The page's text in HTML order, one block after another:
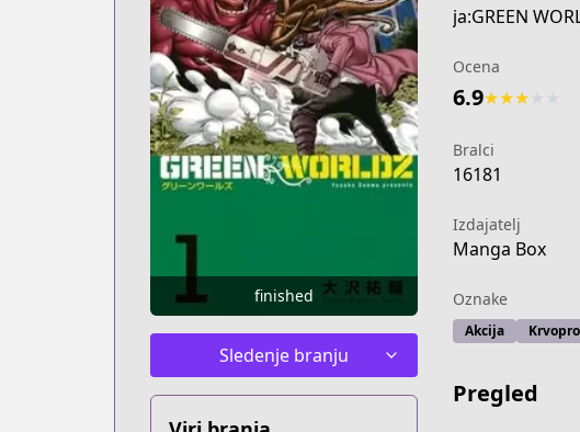
finished
Sledenje branju
ja:GREEN
Ocena
6.9★★★
Bralci
16181
Izdajatelj
Manga Box
Oznake
Akcija
Pregled